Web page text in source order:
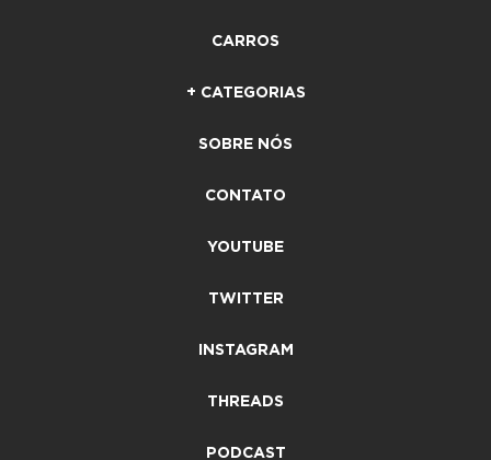
CARROS
+ CATEGORIAS
SOBRE NÓS
CONTATO
YOUTUBE
TWITTER
INSTAGRAM
THREADS
PODCAST